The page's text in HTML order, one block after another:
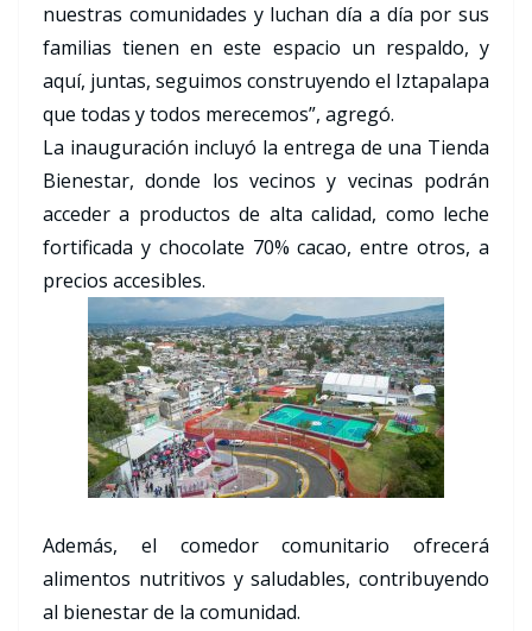
nuestras comunidades y luchan día a día por sus
familias tienen en este espacio un respaldo, y
aquí, juntas, seguimos construyendo el Iztapalapa
que todas y todos merecemos”, agregó.
La inauguración incluyó la entrega de una Tienda
Bienestar, donde los vecinos y vecinas podrán
acceder a productos de alta calidad, como leche
fortificada y chocolate 70% cacao, entre otros, a
precios accesibles.
Además, el comedor comunitario ofrecerá
alimentos nutritivos y saludables, contribuyendo
al bienestar de la comunidad.